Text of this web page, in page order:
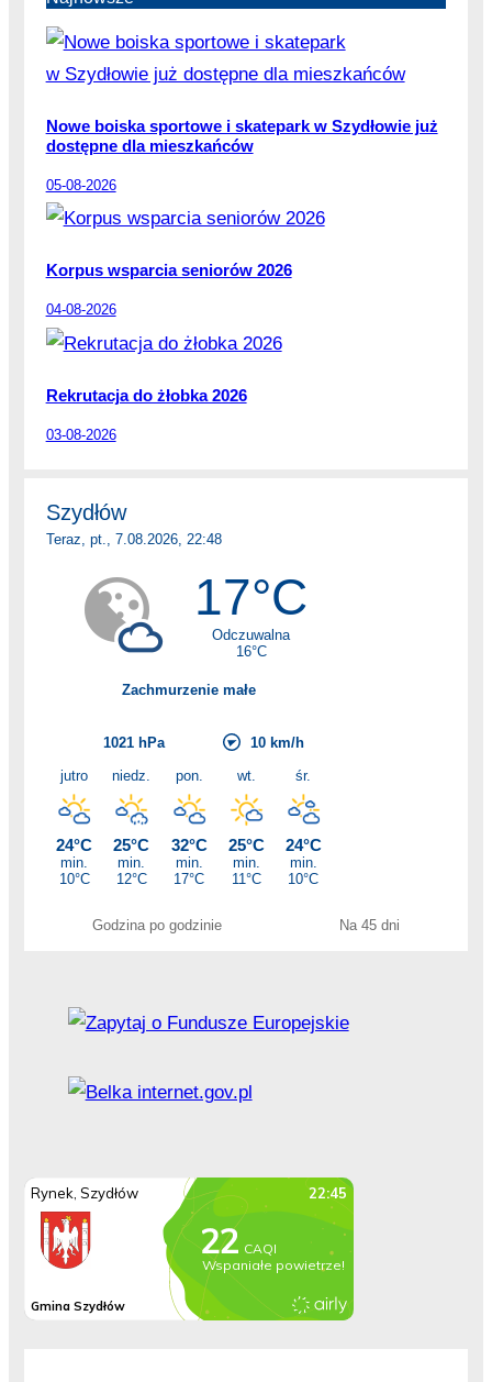
Nowe boiska sportowe i skatepark w Szydłowie już
dostępne dla mieszkańców
05-08-2026
Korpus wsparcia seniorów 2026
04-08-2026
Rekrutacja do żłobka 2026
03-08-2026
Godzina po godzinie Na 45 dni